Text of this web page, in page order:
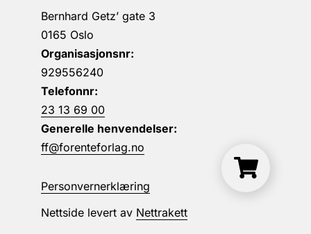
Bernhard Getz’ gate 3
0165 Oslo
Organisasjonsnr:
929556240
Telefonnr:
23 13 69 00
Generelle henvendelser:
ff@forenteforlag.no
Personvernerklæring
Nettside levert av Nettrakett